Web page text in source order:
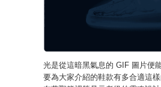
光是從這暗黑氣息的 GIF 圖片便
要為大家介紹的鞋款有多合適這